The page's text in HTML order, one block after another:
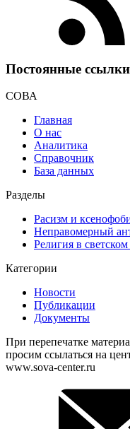
Постоянные ссылки
СОВА
Главная
О нас
Аналитика
Справочник
База данных
Разделы
Расизм и
Неправомерный
Религия в
Категории
Новости
Публикации
Документы
При перепечатке
просим ссылаться на
www.sova-center.ru